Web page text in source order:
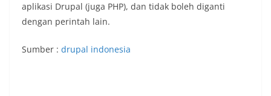
aplikasi Drupal (juga PHP), dan tidak boleh diganti
dengan perintah lain.
Sumber : drupal indonesia